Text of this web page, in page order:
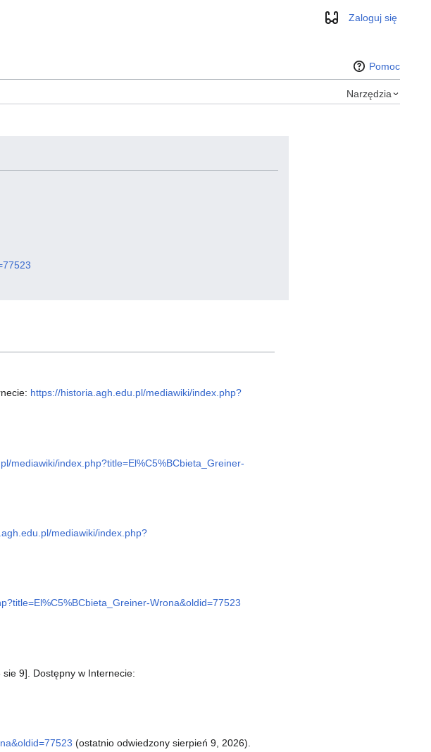
WyglądZaloguj się
Pomoc
Narzędzia
https://historia.agh.edu.pl/mediawiki/index.php?
mediawiki/index.php?title=El%C5%BCbieta_Greiner-
mediawiki/index.php?
Wrona&oldid=77523
9]. Dostępny w Internecie:
(ostatnio odwiedzony sierpień 9, 2026).